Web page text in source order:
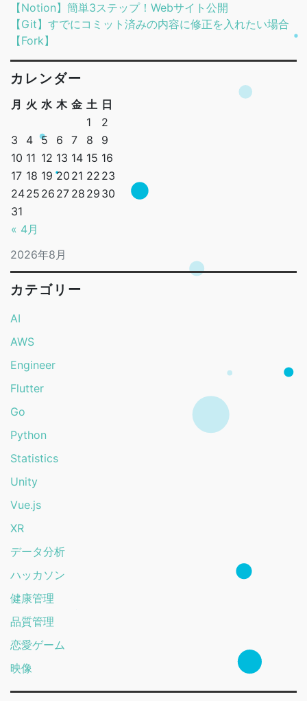
【Notion】簡単3ステップ！Webサイト公開
【Git】すでにコミット済みの内容に修正を入れたい場合
【Fork】
カレンダー
2026年8月
月 火 水 木 金 土 日
« 4月
1
2
3
4 5 6 7 8
9
10 11 12 13 14 15 16
17 18 19 20 21 22 23
2425 26 27 28 29 30
31
カテゴリー
AI
AWS
Engineer
Flutter
Go
Python
Statistics
Unity
Vue.js
XR
データ分析
ハッカソン
健康管理
品質管理
恋愛ゲーム
映像